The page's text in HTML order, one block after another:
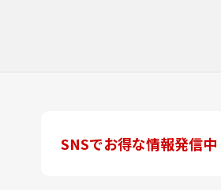
SNSでお得な情報発信中